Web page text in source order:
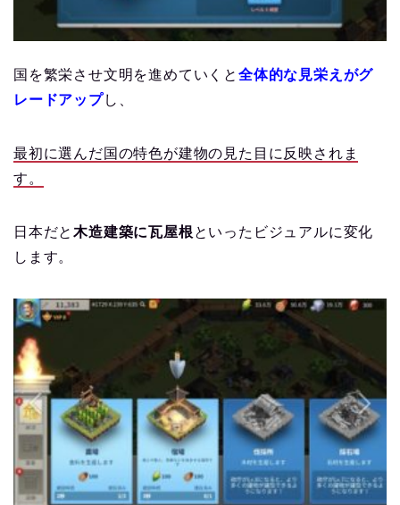
国を繁栄させ文明を進めていくと 全体的な見栄えがグ
レードアップし、
最初に選んだ国の特色が建物の見た目に反映されま
す。
日本だと木造建築に瓦屋根といったビジュアルに変化
します。